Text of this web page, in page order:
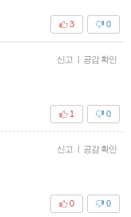
0
3
신고 | 공감 확인
0
1
신고 | 공감 확인
0
0